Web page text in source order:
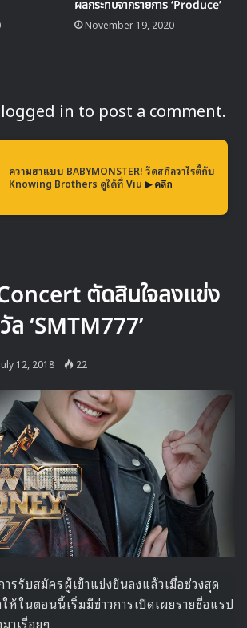
48
ผลกระทบจากรายการ ‘Produce’
November 19, 2020
logged in to post a comment.
ความฮาแบบ BABYMONSTER! วัดสกิลวาไรตี้กับ
Knowing Brothers ดูได้ที่ Viu ▶ คลิก